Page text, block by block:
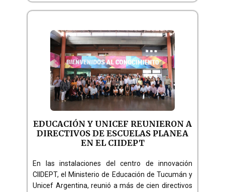
EDUCACIÓN Y UNICEF REUNIERON A
DIRECTIVOS DE ESCUELAS PLANEA
EN EL CIIDEPT
En las instalaciones del centro de innovación
CIIDEPT, el Ministerio de Educación de Tucumán y
Unicef Argentina, reunió a más de cien directivos